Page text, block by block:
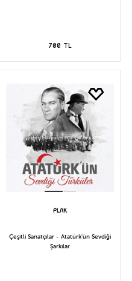
700 TL
Çeşitli Sanatçılar - Atatürk'ün Sevdiği
Şarkılar